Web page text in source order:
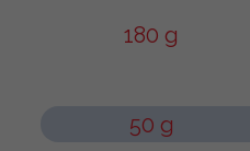
180 g
50 g